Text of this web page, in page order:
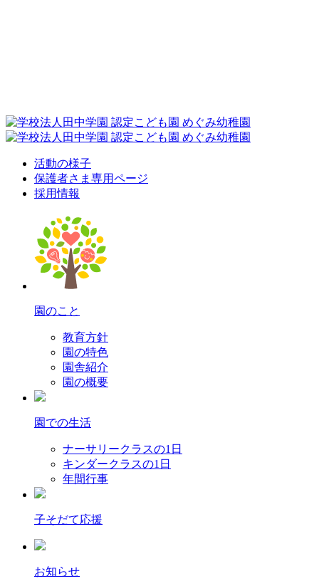
活動の様子
保護者さま専用ページ
採用情報
園のこと
教育方針
園の特色
園舎紹介
園の概要
園での生活
ナーサリークラスの1日
キンダークラスの1日
年間行事
子そだて応援
お知らせ